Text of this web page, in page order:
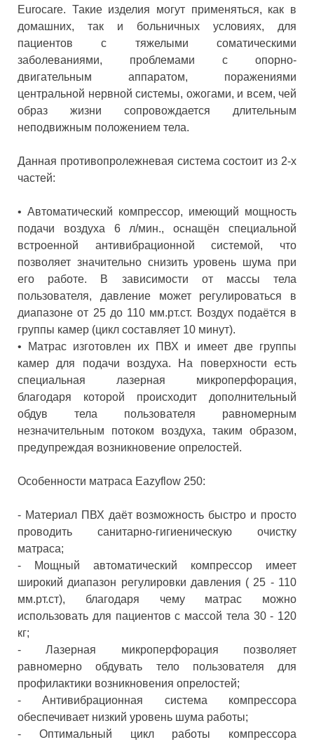
Eurocare. Такие изделия могут применяться, как в
домашних, так и больничных условиях, для
пациентов с тяжелыми соматическими
заболеваниями, проблемами с опорно-
двигательным аппаратом, поражениями
центральной нервной системы, ожогами, и всем, чей
образ жизни сопровождается длительным
неподвижным положением тела.
Данная противопролежневая система состоит из 2-х
частей:
• Автоматический компрессор, имеющий мощность
подачи воздуха 6 л/мин., оснащён специальной
встроенной антивибрационной системой, что
позволяет значительно снизить уровень шума при
его работе. В зависимости от массы тела
пользователя, давление может регулироваться в
диапазоне от 25 до 110 мм.рт.ст. Воздух подаётся в
группы камер (цикл составляет 10 минут).
• Матрас изготовлен их ПВХ и имеет две группы
камер для подачи воздуха. На поверхности есть
специальная лазерная микроперфорация,
благодаря которой происходит дополнительный
обдув тела пользователя равномерным
незначительным потоком воздуха, таким образом,
предупреждая возникновение опрелостей.
Особенности матраса Eazyflow 250:
- Материал ПВХ даёт возможность быстро и просто
проводить санитарно-гигиеническую очистку
матраса;
- Мощный автоматический компрессор имеет
широкий диапазон регулировки давления ( 25 - 110
мм.рт.ст), благодаря чему матрас можно
использовать для пациентов с массой тела 30 - 120
кг;
- Лазерная микроперфорация позволяет
равномерно обдувать тело пользователя для
профилактики возникновения опрелостей;
- Антивибрационная система компрессора
обеспечивает низкий уровень шума работы;
- Оптимальный цикл работы компрессора